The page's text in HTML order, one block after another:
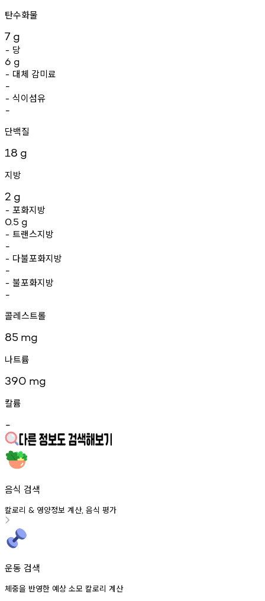
탄수화물
7 g
- 당
6 g
- 대체 감미료
-
- 식이섬유
-
단백질
18 g
지방
2 g
- 포화지방
0.5 g
- 트랜스지방
-
- 다불포화지방
-
- 불포화지방
-
콜레스트롤
85 mg
나트륨
390 mg
칼륨
-
음식 검색
칼로리 & 영양정보 계산, 음식 평가
운동 검색
체중을 반영한 예상 소모 칼로리 계산